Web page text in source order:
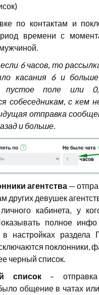
по контактам и
времени с
6 часов, то
касания 6 и
пустое поле или 0,
собеседникам, с кем
отправка
и больше.
агентства —
других девушек
кабинета, у
полное
в настройках раздела
поклонники,
черный список.
список–
общение в чатах